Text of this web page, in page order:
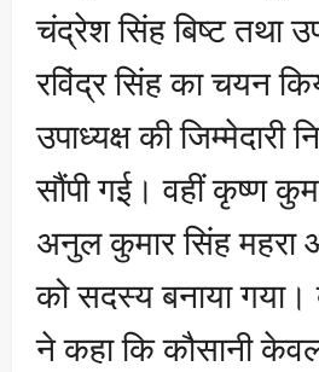
चंद्रेश सिंह बिष्ट तथा
रविंद्र सिंह का चयन
उपाध्यक्ष की जिम्मेदारी
सौंपी गई। वहीं कृष्ण
अनुल कुमार सिंह
को सदस्य बनाया
ने कहा कि कौसानी